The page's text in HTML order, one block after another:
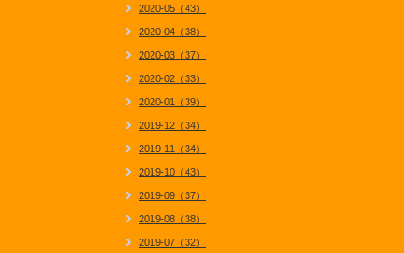
2020-05（43）
2020-04（38）
2020-03（37）
2020-02（33）
2020-01（39）
2019-12（34）
2019-11（34）
2019-10（43）
2019-09（37）
2019-08（38）
2019-07（32）